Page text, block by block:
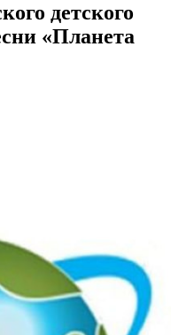
детского
«Планета